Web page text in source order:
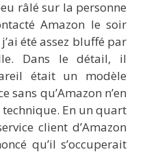
râlé sur la personne
Amazon le soir
été assez bluffé par
Dans le détail, il
était un modèle
sans qu’Amazon n’en
En un quart
client d’Amazon
qu’il s’occuperait